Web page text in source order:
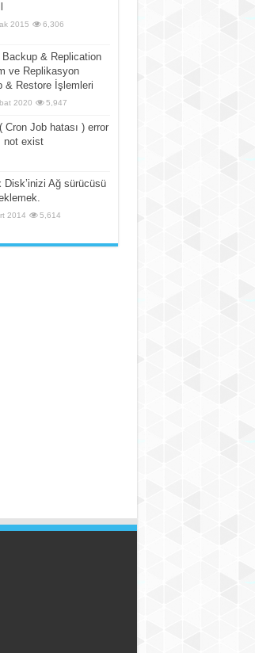
2015 6,306
Backup & Replication
ve Replikasyon
& Restore İşlemleri
2020 5,947
Cron Job hatası ) error
not exist
Disk’inizi Ağ sürücüsü
2014 5,614